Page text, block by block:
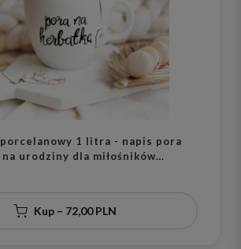
porcelanowy 1 litra - napis pora
urodziny dla miłośników
Kup – 72,00 PLN